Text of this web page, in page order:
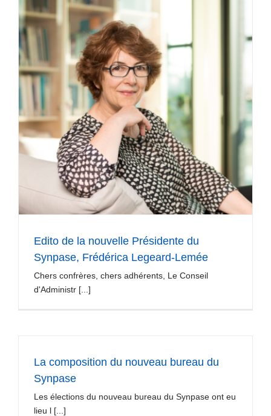
Edito de la nouvelle Présidente du
Synpase, Frédérica Legeard-Lemée
Chers confrères, chers adhérents, Le Conseil
d'Administr [...]
La composition du nouveau bureau du
Synpase
Les élections du nouveau bureau du Synpase ont eu
lieu l [...]